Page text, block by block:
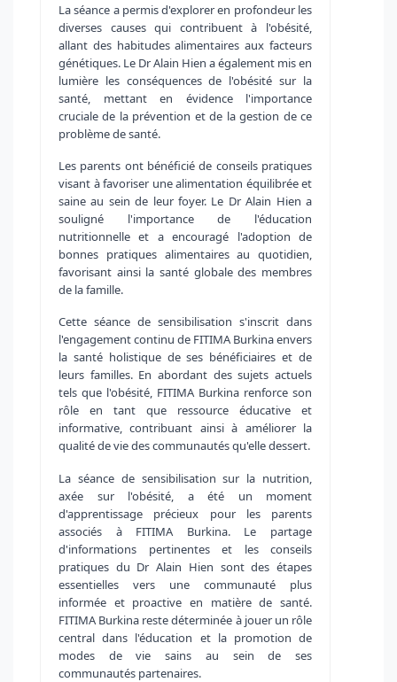
La séance a permis d'explorer en profondeur les
diverses causes qui contribuent à l'obésité,
allant des habitudes alimentaires aux facteurs
génétiques. Le Dr Alain Hien a également mis en
lumière les conséquences de l'obésité sur la
santé, mettant en évidence l'importance
cruciale de la prévention et de la gestion de ce
problème de santé.
Les parents ont bénéficié de conseils pratiques
visant à favoriser une alimentation équilibrée et
saine au sein de leur foyer. Le Dr Alain Hien a
souligné l'importance de l'éducation
nutritionnelle et a encouragé l'adoption de
bonnes pratiques alimentaires au quotidien,
favorisant ainsi la santé globale des membres
de la famille.
Cette séance de sensibilisation s'inscrit dans
l'engagement continu de FITIMA Burkina envers
la santé holistique de ses bénéficiaires et de
leurs familles. En abordant des sujets actuels
tels que l'obésité, FITIMA Burkina renforce son
rôle en tant que ressource éducative et
informative, contribuant ainsi à améliorer la
qualité de vie des communautés qu'elle dessert.
La séance de sensibilisation sur la nutrition,
axée sur l'obésité, a été un moment
d'apprentissage précieux pour les parents
associés à FITIMA Burkina. Le partage
d'informations pertinentes et les conseils
pratiques du Dr Alain Hien sont des étapes
essentielles vers une communauté plus
informée et proactive en matière de santé.
FITIMA Burkina reste déterminée à jouer un rôle
central dans l'éducation et la promotion de
modes de vie sains au sein de ses
communautés partenaires.